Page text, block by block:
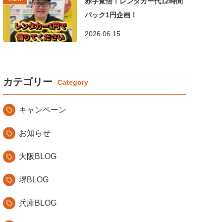
パック1円企画！
2026.06.15
カテゴリー
キャンペーン
お知らせ
大阪BLOG
堺BLOG
兵庫BLOG